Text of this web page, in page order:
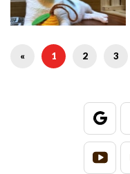
« 1 2 3